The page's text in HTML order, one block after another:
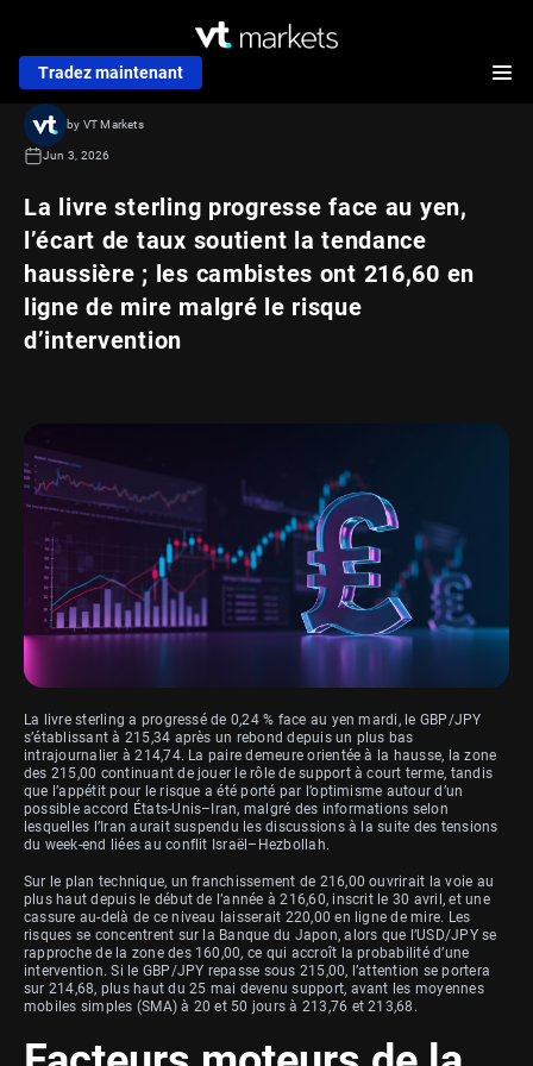
Tradez maintenant
La livre sterling progresse face au yen,
l’écart de taux soutient la tendance
haussière ; les cambistes ont 216,60 en
ligne de mire malgré le risque
d’intervention
by VT Markets
Jun 3, 2026
La livre sterling a progressé de 0,24 % face au yen mardi, le GBP/JPY
s’établissant à 215,34 après un rebond depuis un plus bas
intrajournalier à 214,74. La paire demeure orientée à la hausse, la zone
des 215,00 continuant de jouer le rôle de support à court terme, tandis
que l’appétit pour le risque a été porté par l’optimisme autour d’un
possible accord États-Unis–Iran, malgré des informations selon
lesquelles l’Iran aurait suspendu les discussions à la suite des tensions
du week-end liées au conflit Israël–Hezbollah.
Sur le plan technique, un franchissement de 216,00 ouvrirait la voie au
plus haut depuis le début de l’année à 216,60, inscrit le 30 avril, et une
cassure au-delà de ce niveau laisserait 220,00 en ligne de mire. Les
risques se concentrent sur la Banque du Japon, alors que l’USD/JPY se
rapproche de la zone des 160,00, ce qui accroît la probabilité d’une
intervention. Si le GBP/JPY repasse sous 215,00, l’attention se portera
sur 214,68, plus haut du 25 mai devenu support, avant les moyennes
mobiles simples (SMA) à 20 et 50 jours à 213,76 et 213,68.